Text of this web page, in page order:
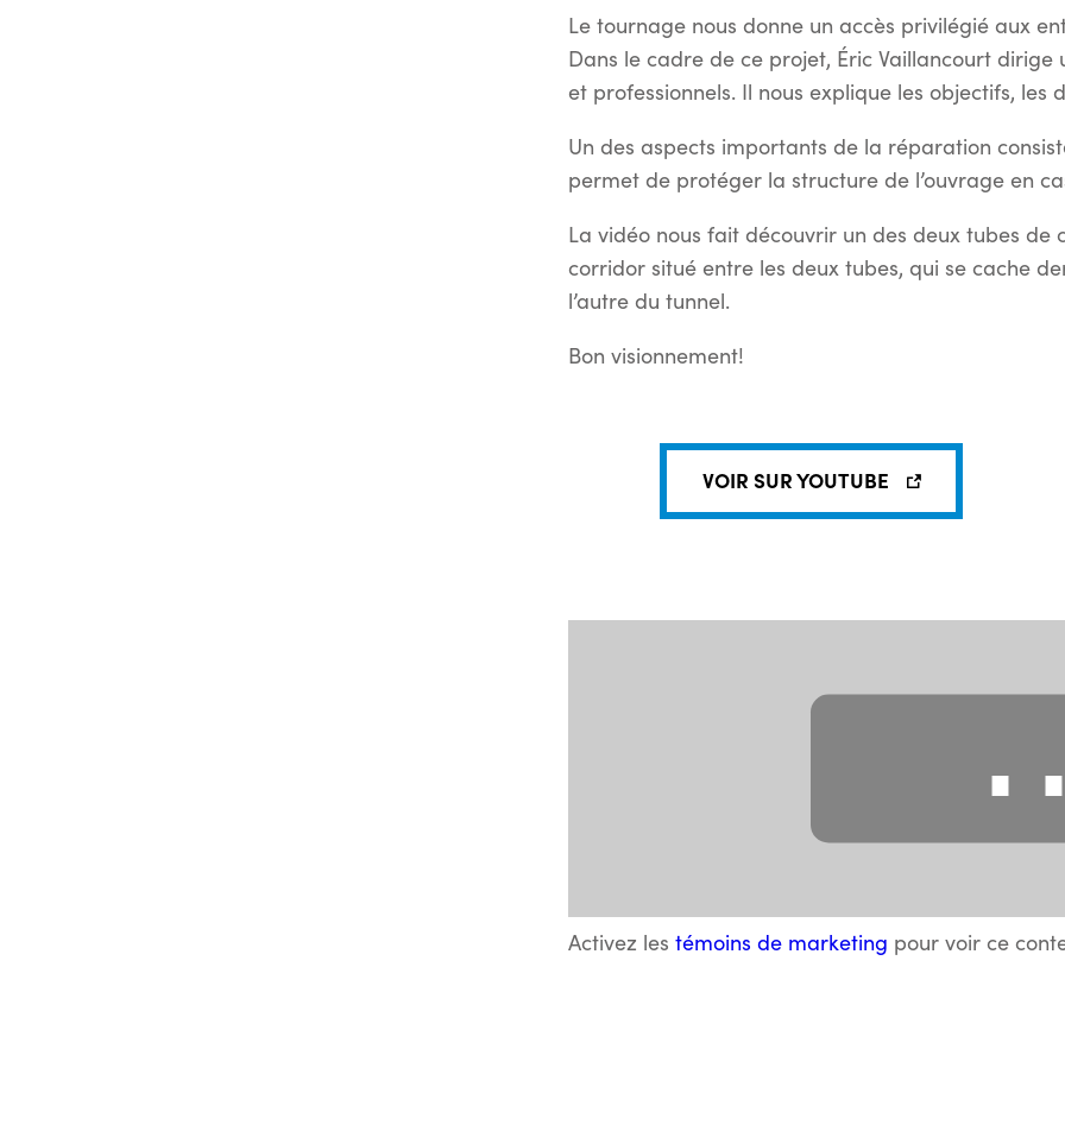
Le tournage nous donne un accès privilégié aux
Dans le cadre de ce projet, Éric Vaillancourt dirige
et professionnels. Il nous explique les objectifs,
Un des aspects importants de la réparation
permet de protéger la structure de l’ouvrage en
La vidéo nous fait découvrir un des deux tubes
corridor situé entre les deux tubes, qui se cache
l’autre du tunnel.
Bon visionnement!
VOIR SUR YOUTUBE
Activez les témoins de marketing pour voir ce